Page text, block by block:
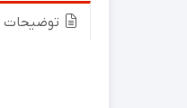
توضیحات